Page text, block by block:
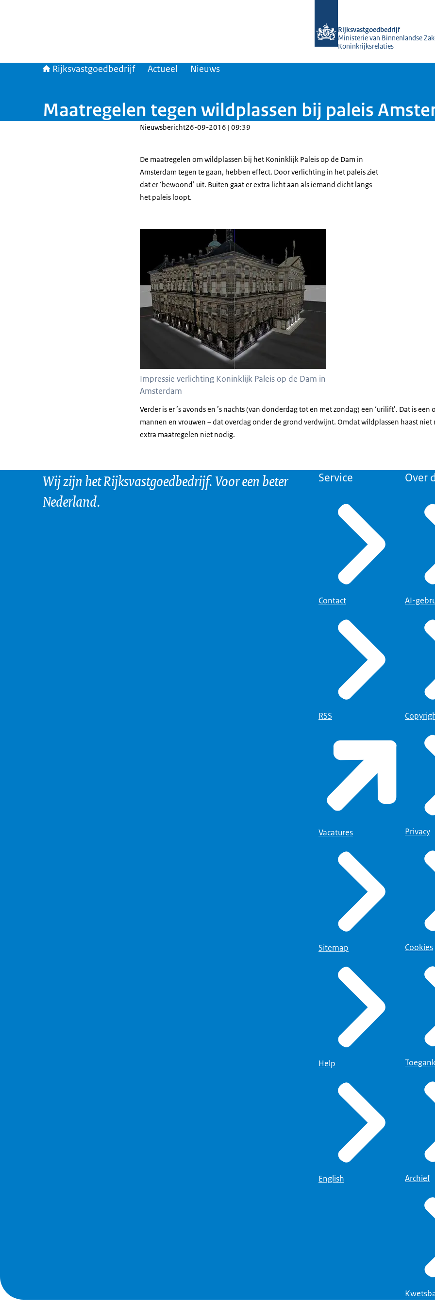
Rijksvastgoedbedrijf
Ministerie van Binnenlandse
Koninkrijksrelaties
Rijksvastgoedbedrijf Actueel Nieuws
Maatregelen tegen wildplassen bij paleis
Nieuwsbericht26-09-2016 | 09:39
De maatregelen om wildplassen bij het Koninklijk Paleis op de Dam in
Amsterdam tegen te gaan, hebben effect. Door verlichting in het paleis ziet
dat er ‘bewoond’ uit. Buiten gaat er extra licht aan als iemand dicht langs
het paleis loopt.
Impressie verlichting Koninklijk Paleis op de Dam in
Amsterdam
Verder is er ’s avonds en ’s nachts (van donderdag tot en met zondag) een ‘urilift’. Dat is
mannen en vrouwen – dat overdag onder de grond verdwijnt. Omdat wildplassen haast
extra maatregelen niet nodig.
Wij zijn het Rijksvastgoedbedrijf. Voor een beter
Nederland.
Service
Contact
RSS
Vacatures
Sitemap
Help
English
Over
AI-
Privacy
Cookies
Archief